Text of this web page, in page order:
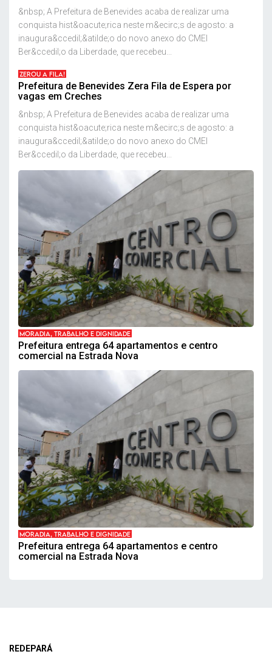
&nbsp; A Prefeitura de Benevides acaba de realizar uma
conquista hist&oacute;rica neste m&ecirc;s de agosto: a
inaugura&ccedil;&atilde;o do novo anexo do CMEI
Ber&ccedil;o da Liberdade, que recebeu...
ZEROU A FILA!
Prefeitura de Benevides Zera Fila de Espera por
vagas em Creches
&nbsp; A Prefeitura de Benevides acaba de realizar uma
conquista hist&oacute;rica neste m&ecirc;s de agosto: a
inaugura&ccedil;&atilde;o do novo anexo do CMEI
Ber&ccedil;o da Liberdade, que recebeu...
MORADIA, TRABALHO E DIGNIDADE
Prefeitura entrega 64 apartamentos e centro
comercial na Estrada Nova
MORADIA, TRABALHO E DIGNIDADE
Prefeitura entrega 64 apartamentos e centro
comercial na Estrada Nova
REDEPARÁ